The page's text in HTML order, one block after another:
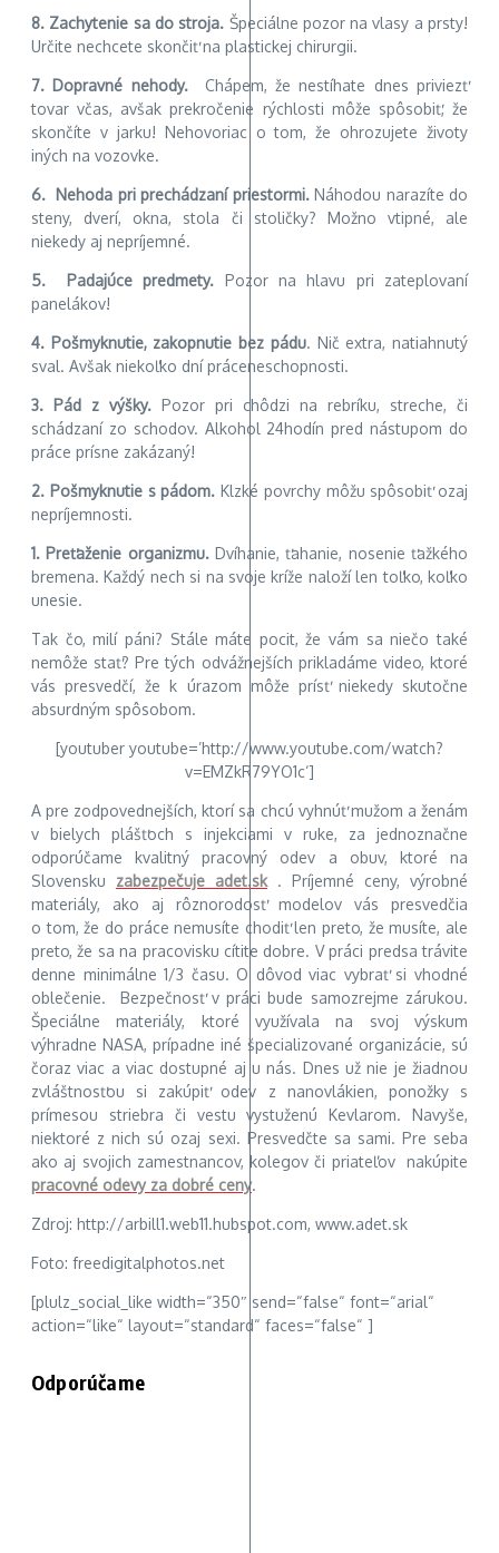
8. Zachytenie sa do stroja. Špeciálne pozor na vlasy a prsty!
Určite nechcete skončiť na plastickej chirurgii.
7. Dopravné nehody.Chápem, že nestíhate dnes priviezť
tovar včas, avšak prekročenie rýchlosti môže spôsobiť, že
skončíte v jarku! Nehovoriac o tom, že ohrozujete životy
iných na vozovke.
6. Nehoda pri prechádzaní priestormi.Náhodou narazíte do
steny, dverí, okna, stola či stoličky? Možno vtipné, ale
niekedy aj nepríjemné.
5. Padajúce predmety. Pozor na hlavu pri zateplovaní
panelákov!
4. Pošmyknutie, zakopnutie bez pádu. Nič extra, natiahnutý
sval. Avšak niekoľko dní práceneschopnosti.
3. Pád z výšky. Pozor pri chôdzi na rebríku, streche, či
schádzaní zo schodov. Alkohol 24hodín pred nástupom do
práce prísne zakázaný!
2. Pošmyknutie s pádom. Klzké povrchy môžu spôsobiť ozaj
nepríjemnosti.
1. Preťaženie organizmu.Dvíhanie, ťahanie, nosenie ťažkého
bremena. Každý nech si na svoje kríže naloží len toľko, koľko
unesie.
Tak čo, milí páni? Stále máte pocit, že vám sa niečo také
nemôže stať? Pre tých odvážnejších prikladáme video, ktoré
vás presvedčí, že k úrazom môže prísť niekedy skutočne
absurdným spôsobom.
[youtuber youtube=’http://www.youtube.com/watch?
v=EMZkR79YO1c‘]
A pre zodpovednejších, ktorí sa chcú vyhnúť mužom a ženám
v bielych plášťoch s injekciami v ruke, za jednoznačne
odporúčame kvalitný pracovný odev a obuv, ktoré na
Slovensku zabezpečuje adet.sk. Príjemné ceny, výrobné
materiály, ako aj rôznorodosť modelov vás presvedčia
o tom, že do práce nemusíte chodiť len preto, že musíte, ale
preto, že sa na pracovisku cítite dobre. V práci predsa trávite
denne minimálne 1/3 času. O dôvod viac vybrať si vhodné
oblečenie. Bezpečnosť v práci bude samozrejme zárukou.
Špeciálne materiály, ktoré využívala na svoj výskum
výhradne NASA, prípadne iné špecializované organizácie, sú
čoraz viac a viac dostupné aj u nás. Dnes už nie je žiadnou
zvláštnosťou si zakúpiť odev z nanovlákien, ponožky s
prímesou striebra či vestu vystuženú Kevlarom. Navyše,
niektoré z nich sú ozaj sexi. Presvedčte sa sami. Pre seba
ako aj svojich zamestnancov, kolegov či priateľov nakúpite
pracovné odevy za dobré ceny.
Zdroj: http://arbill1.web11.hubspot.com, www.adet.sk
Foto: freedigitalphotos.net
[plulz_social_like width=“350″ send=“false“ font=“arial“
action=“like“ layout=“standard“ faces=“false“ ]
Odporúčame